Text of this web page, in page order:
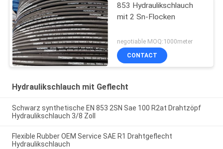
853 Hydraulikschlauch
mit 2 Sn-Flocken
negotiable MOQ:1000meter
CONTACT
Hydraulikschlauch mit Geflecht
Schwarz synthetische EN 853 2SN Sae 100 R2at Drahtzöpf
Hydraulikschlauch 3/8 Zoll
Flexible Rubber OEM Service SAE R1 Drahtgeflecht
Hydraulikschlauch